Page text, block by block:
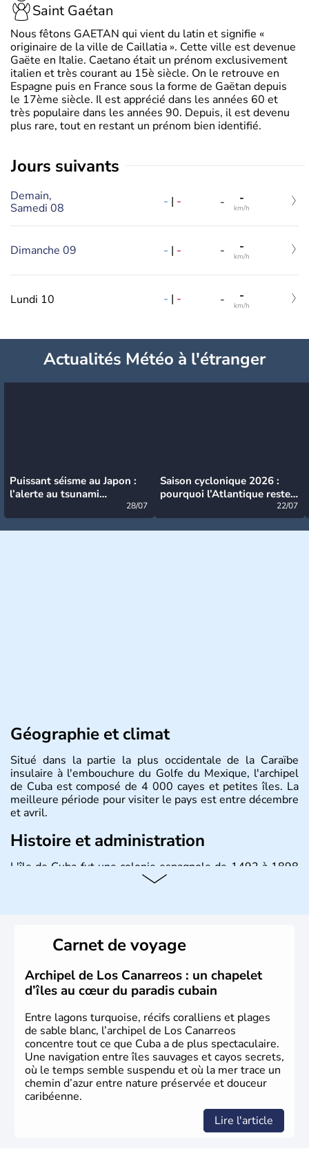
Saint Gaétan
Nous fêtons GAETAN qui vient du latin et signifie «
originaire de la ville de Caillatia ». Cette ville est devenue
Gaëte en Italie. Caetano était un prénom exclusivement
italien et très courant au 15è siècle. On le retrouve en
Espagne puis en France sous la forme de Gaëtan depuis
le 17ème siècle. Il est apprécié dans les années 60 et
très populaire dans les années 90. Depuis, il est devenu
plus rare, tout en restant un prénom bien identifié.
jours suivants
Demain,
Samedi 08
- | - - -
km/h
Dimanche 09 - | - - -
km/h
Lundi 10 - | - - -
km/h
Actualités Météo à l'étranger
Puissant séisme au Japon :
l’alerte au tsunami
28/07
Saison cyclonique 2026 :
pourquoi l’Atlantique reste
22/07
Géographie et climat
Situé dans la partie la plus occidentale de la Caraïbe
insulaire à l'embouchure du Golfe du Mexique, l'archipel
de Cuba est composé de 4 000 cayes et petites îles. La
meilleure période pour visiter le pays est entre décembre
et avril.
Histoire et administration
L'île de Cuba fut une colonie espagnole de 1492 à 1898
puis un Territoire des Etats-Unis jusqu'en 1902. Le 17
Aujourd'hui, l'embargo américain a été assoupli et le
tourisme bat son plein à Cuba.
Carnet de voyage
Archipel de Los Canarreos : un chapelet
d’îles au cœur du paradis cubain
Entre lagons turquoise, récifs coralliens et plages
de sable blanc, l’archipel de Los Canarreos
concentre tout ce que Cuba a de plus spectaculaire.
Une navigation entre îles sauvages et cayos secrets,
où le temps semble suspendu et où la mer trace un
chemin d’azur entre nature préservée et douceur
caribéenne.
Lire l'article